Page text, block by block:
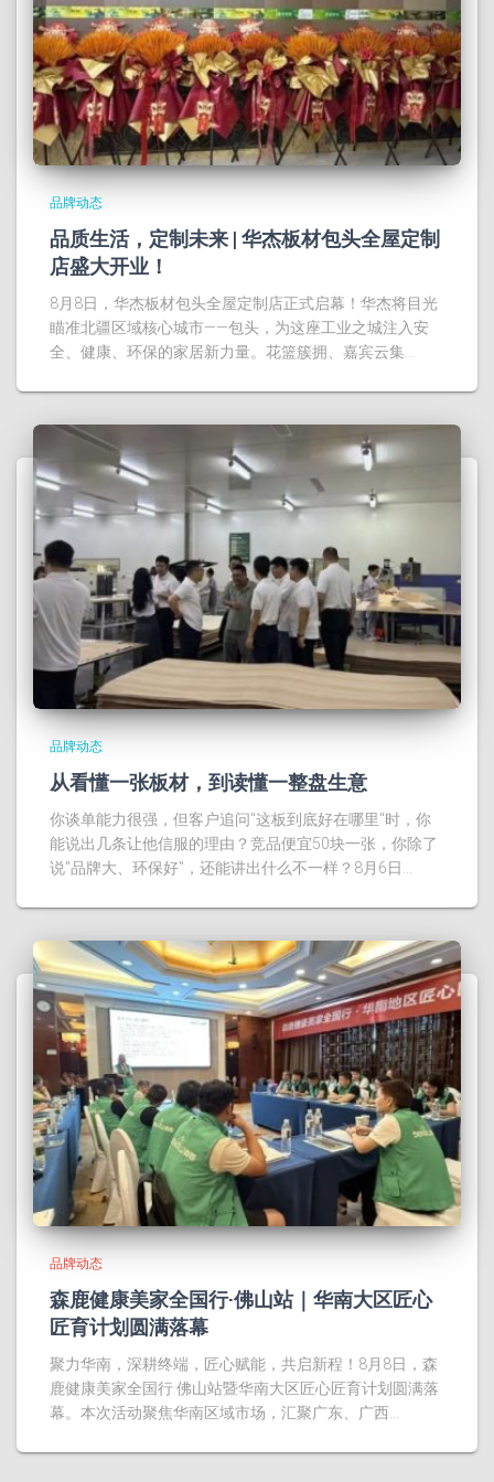
品牌动态
品质生活，定制未来 | 华杰板材包头全屋定制
店盛大开业！
8月8日，华杰板材包头全屋定制店正式启幕！华杰将目光
瞄准北疆区域核心城市——包头，为这座工业之城注入安
全、健康、环保的家居新力量。花篮簇拥、嘉宾云集…
品牌动态
从看懂一张板材，到读懂一整盘生意
你谈单能力很强，但客户追问"这板到底好在哪里"时，你
能说出几条让他信服的理由？竞品便宜50块一张，你除了
说"品牌大、环保好"，还能讲出什么不一样？8月6日…
品牌动态
森鹿健康美家全国行·佛山站｜华南大区匠心
匠育计划圆满落幕
聚力华南，深耕终端，匠心赋能，共启新程！8月8日，森
鹿健康美家全国行·佛山站暨华南大区匠心匠育计划圆满落
幕。本次活动聚焦华南区域市场，汇聚广东、广西…